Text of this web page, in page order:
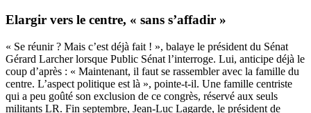
Elargir vers le centre, « sans s’affadir »
« Se réunir ? Mais c’est déjà fait ! », balaye le président du Sénat
Gérard Larcher lorsque Public Sénat l’interroge. Lui, anticipe déjà le
coup d’après : « Maintenant, il faut se rassembler avec la famille du
centre. L’aspect politique est là », pointe-t-il. Une famille centriste
qui a peu goûté son exclusion de ce congrès, réservé aux seuls
militants LR. Fin septembre, Jean-Luc Lagarde, le président de